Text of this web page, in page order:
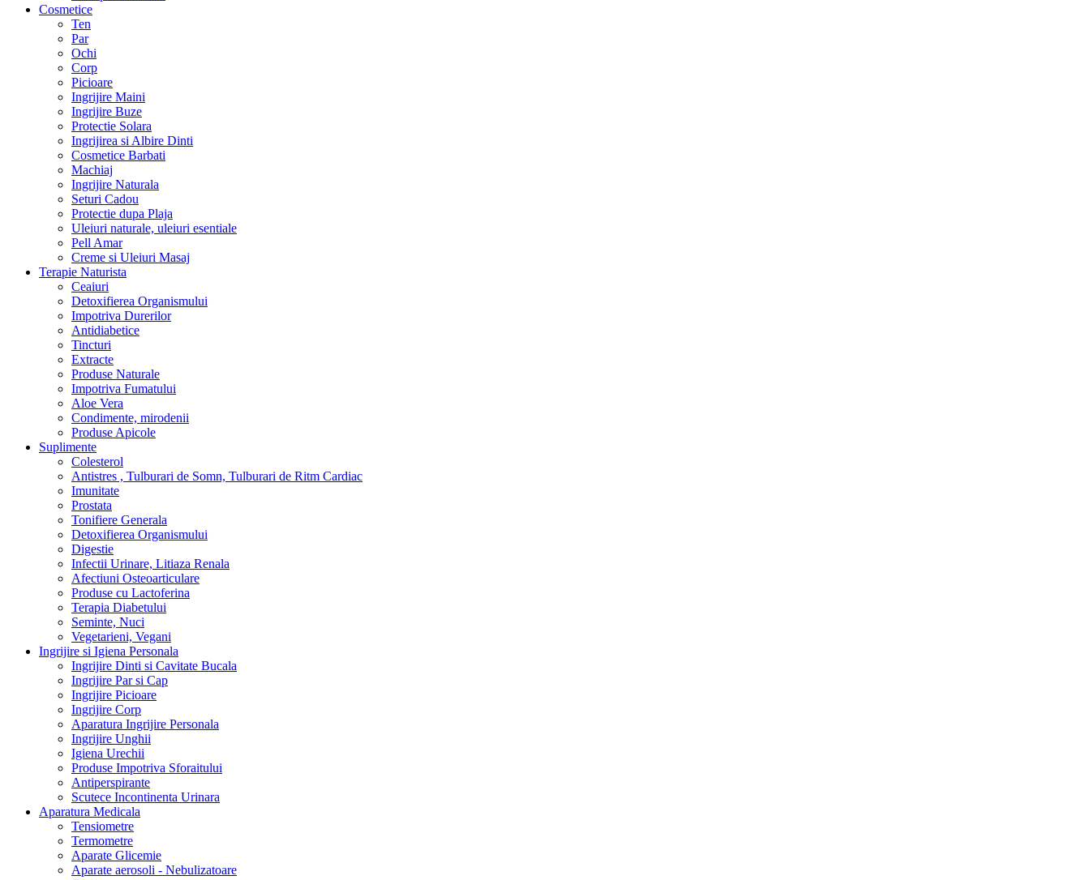
Cosmetice
Ten
Par
Ochi
Corp
Picioare
Ingrijire Maini
Ingrijire Buze
Protectie Solara
Ingrijirea si Albire Dinti
Cosmetice Barbati
Machiaj
Ingrijire Naturala
Seturi Cadou
Protectie dupa Plaja
Uleiuri naturale, uleiuri esentiale
Pell Amar
Creme si Uleiuri Masaj
Terapie Naturista
Ceaiuri
Detoxifierea Organismului
Impotriva Durerilor
Antidiabetice
Tincturi
Extracte
Produse Naturale
Impotriva Fumatului
Aloe Vera
Condimente, mirodenii
Produse Apicole
Suplimente
Colesterol
Antistres , Tulburari de Somn, Tulburari de Ritm Cardiac
Imunitate
Prostata
Tonifiere Generala
Detoxifierea Organismului
Digestie
Infectii Urinare, Litiaza Renala
Afectiuni Osteoarticulare
Produse cu Lactoferina
Terapia Diabetului
Seminte, Nuci
Vegetarieni, Vegani
Ingrijire si Igiena Personala
Ingrijire Dinti si Cavitate Bucala
Ingrijire Par si Cap
Ingrijire Picioare
Ingrijire Corp
Aparatura Ingrijire Personala
Ingrijire Unghii
Igiena Urechii
Produse Impotriva Sforaitului
Antiperspirante
Scutece Incontinenta Urinara
Aparatura Medicala
Tensiometre
Termometre
Aparate Glicemie
Aparate aerosoli - Nebulizatoare